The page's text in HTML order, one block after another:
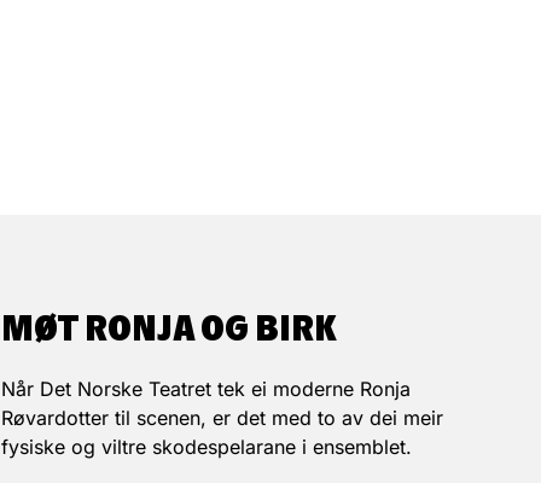
MØT RONJA OG BIRK
Når Det Norske Teatret tek ei moderne Ronja
Røvardotter til scenen, er det med to av dei meir
fysiske og viltre skodespelarane i ensemblet.